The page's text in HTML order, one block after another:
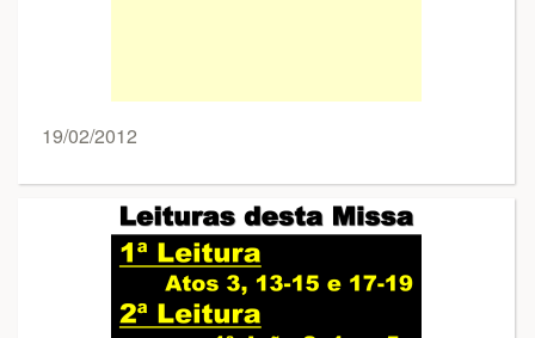
19/02/2012